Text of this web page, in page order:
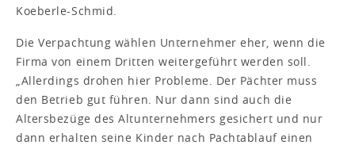
Koeberle-Schmid.
Die Verpachtung wählen Unternehmer eher, wenn die
Firma von einem Dritten weitergeführt werden soll.
„Allerdings drohen hier Probleme. Der Pächter muss
den Betrieb gut führen. Nur dann sind auch die
Altersbezüge des Altunternehmers gesichert und nur
dann erhalten seine Kinder nach Pachtablauf einen